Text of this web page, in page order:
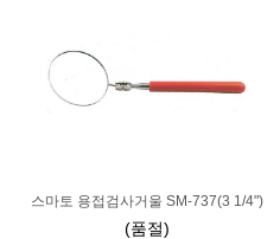
스마토 용접검사거울 SM-737(3 1/4")
(품절)